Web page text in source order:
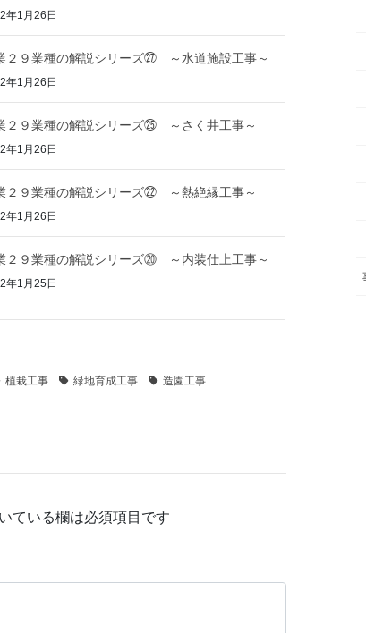
年1月26日
２９業種の解説シリーズ㉗ ～水道施設工事～
年1月26日
２９業種の解説シリーズ㉕ ～さく井工事～
年1月26日
２９業種の解説シリーズ㉒ ～熱絶縁工事～
年1月26日
２９業種の解説シリーズ⑳ ～内装仕上工事～
年1月25日
植栽工事 緑地育成工事 造園工事
ている欄は必須項目です